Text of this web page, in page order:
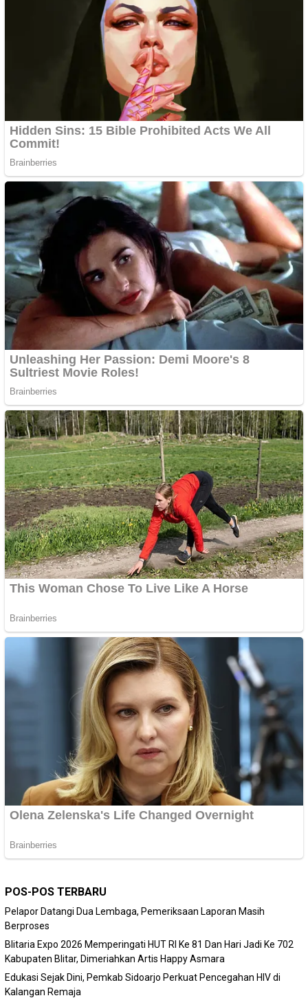
POS-POS TERBARU
Pelapor Datangi Dua Lembaga, Pemeriksaan Laporan Masih
Berproses
Blitaria Expo 2026 Memperingati HUT RI Ke 81 Dan Hari Jadi Ke 702
Kabupaten Blitar, Dimeriahkan Artis Happy Asmara
Edukasi Sejak Dini, Pemkab Sidoarjo Perkuat Pencegahan HIV di
Kalangan Remaja